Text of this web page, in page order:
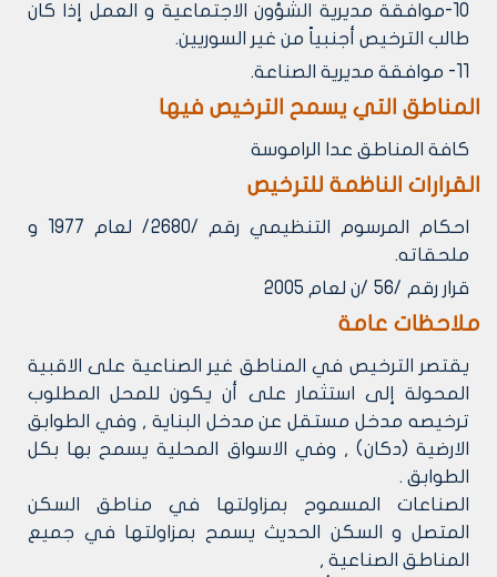
10-موافقة مديرية الشؤون الاجتماعية و العمل إذا كان
طالب الترخيص أجنبياً من غير السوريين.
11- موافقة مديرية الصناعة.
المناطق التي يسمح الترخيص فيها
كافة المناطق عدا الراموسة
القرارات الناظمة للترخيص
احكام المرسوم التنظيمي رقم /2680/ لعام 1977 و
ملحقاته.
قرار رقم /56 /ن لعام 2005
ملاحظات عامة
يقتصر الترخيص في المناطق غير الصناعية على الاقبية
المحولة إلى استثمار على أن يكون للمحل المطلوب
ترخيصه مدخل مستقل عن مدخل البناية , وفي الطوابق
الارضية (دكان) , وفي الاسواق المحلية يسمح بها بكل
الطوابق .
الصناعات المسموح بمزاولتها في مناطق السكن
المتصل و السكن الحديث يسمح بمزاولتها في جميع
المناطق الصناعية ,